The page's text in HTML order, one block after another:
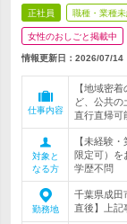
正社員 職種・業種
女性のおしごと掲載中
情報更新日：2026/07/14
仕事内容
【地域密
ど、公共
直行直帰可
対象と
なる方
【未経験
限定可）
学歴不問
勤務地
千葉県成田
直後】上記